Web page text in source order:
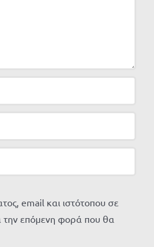
email και ιστότοπου σε
την επόμενη φορά που θα